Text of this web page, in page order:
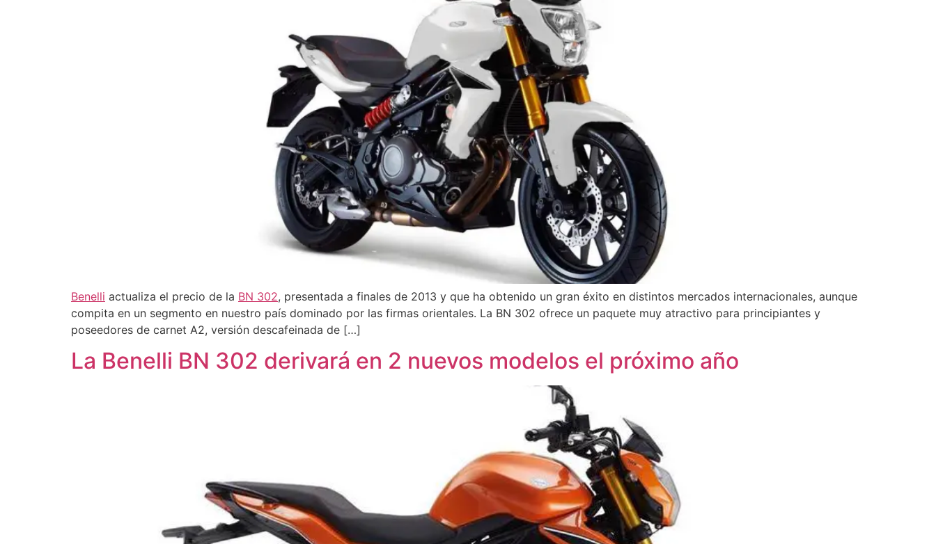
Benelli actualiza el precio de la BN 302, presentada a finales de 2013 y que ha obtenido un gran éxito en distintos mercados internacionales, aunque
compita en un segmento en nuestro país dominado por las firmas orientales. La BN 302 ofrece un paquete muy atractivo para principiantes y
poseedores de carnet A2, versión descafeinada de […]
La Benelli BN 302 derivará en 2 nuevos modelos el próximo año